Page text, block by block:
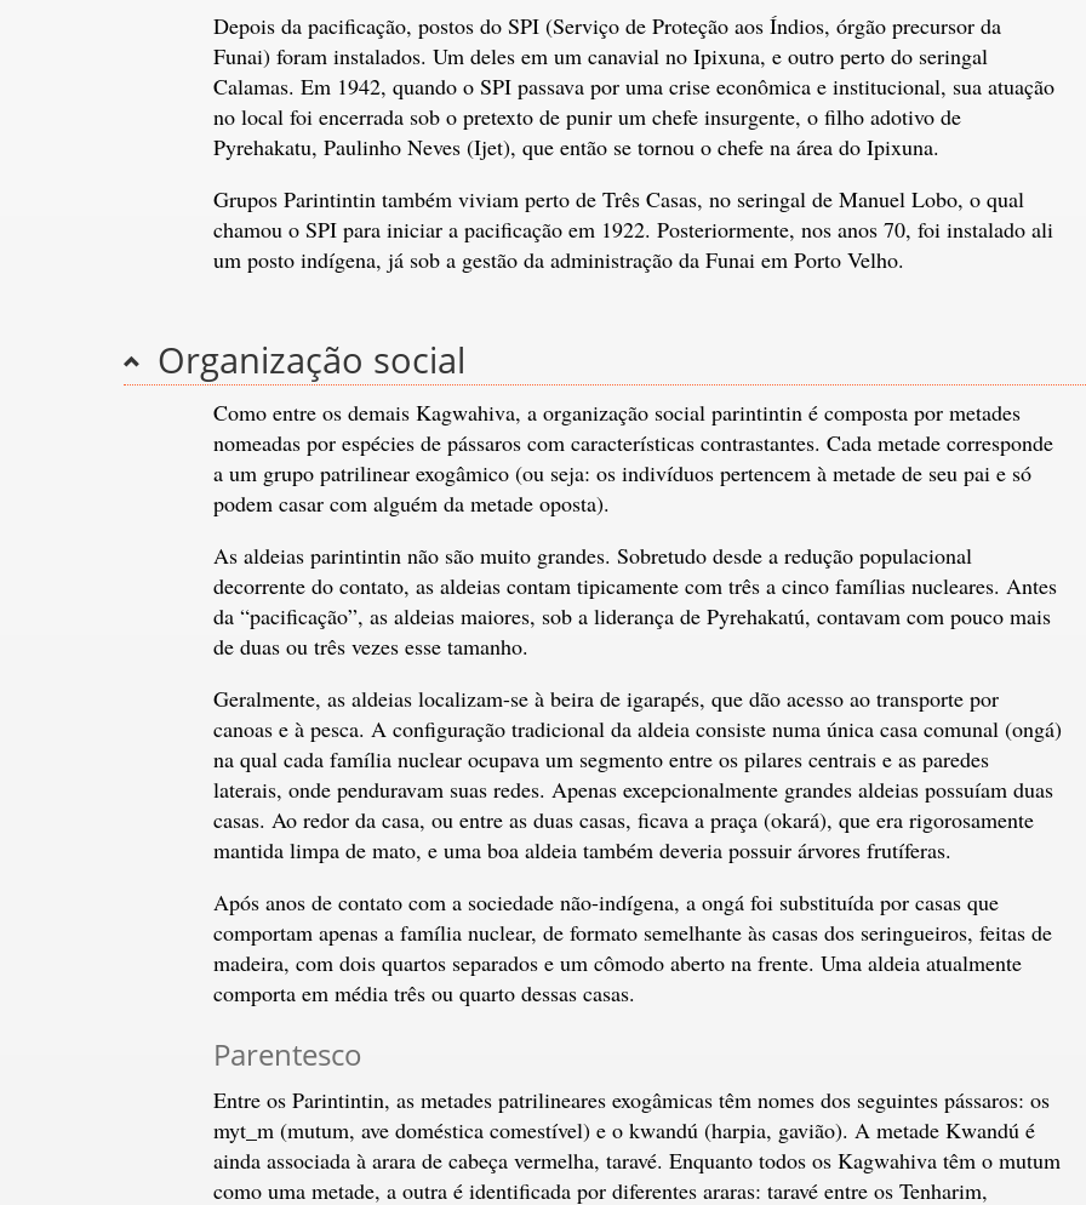
Depois da pacificação, postos do SPI (Serviço de Proteção aos Índios, órgão precursor da
Funai) foram instalados. Um deles em um canavial no Ipixuna, e outro perto do seringal
Calamas. Em 1942, quando o SPI passava por uma crise econômica e institucional, sua atuação
no local foi encerrada sob o pretexto de punir um chefe insurgente, o filho adotivo de
Pyrehakatu, Paulinho Neves (Ijet), que então se tornou o chefe na área do Ipixuna.
Grupos Parintintin também viviam perto de Três Casas, no seringal de Manuel Lobo, o qual
chamou o SPI para iniciar a pacificação em 1922. Posteriormente, nos anos 70, foi instalado ali
um posto indígena, já sob a gestão da administração da Funai em Porto Velho.
Organização social
Como entre os demais Kagwahiva, a organização social parintintin é composta por metades
nomeadas por espécies de pássaros com características contrastantes. Cada metade corresponde
a um grupo patrilinear exogâmico (ou seja: os indivíduos pertencem à metade de seu pai e só
podem casar com alguém da metade oposta).
As aldeias parintintin não são muito grandes. Sobretudo desde a redução populacional
decorrente do contato, as aldeias contam tipicamente com três a cinco famílias nucleares. Antes
da “pacificação”, as aldeias maiores, sob a liderança de Pyrehakatú, contavam com pouco mais
de duas ou três vezes esse tamanho.
Geralmente, as aldeias localizam-se à beira de igarapés, que dão acesso ao transporte por
canoas e à pesca. A configuração tradicional da aldeia consiste numa única casa comunal (ongá)
na qual cada família nuclear ocupava um segmento entre os pilares centrais e as paredes
laterais, onde penduravam suas redes. Apenas excepcionalmente grandes aldeias possuíam duas
casas. Ao redor da casa, ou entre as duas casas, ficava a praça (okará), que era rigorosamente
mantida limpa de mato, e uma boa aldeia também deveria possuir árvores frutíferas.
Após anos de contato com a sociedade não-indígena, a ongá foi substituída por casas que
comportam apenas a família nuclear, de formato semelhante às casas dos seringueiros, feitas de
madeira, com dois quartos separados e um cômodo aberto na frente. Uma aldeia atualmente
comporta em média três ou quarto dessas casas.
Parentesco
Entre os Parintintin, as metades patrilineares exogâmicas têm nomes dos seguintes pássaros: os
myt_m (mutum, ave doméstica comestível) e o kwandú (harpia, gavião). A metade Kwandú é
ainda associada à arara de cabeça vermelha, taravé. Enquanto todos os Kagwahiva têm o mutum
como uma metade, a outra é identificada por diferentes araras: taravé entre os Tenharim,